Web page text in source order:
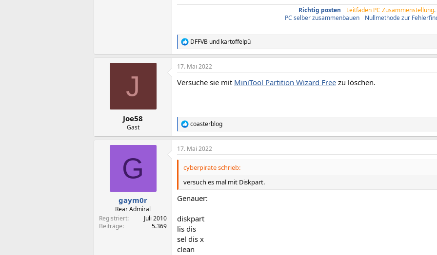
Richtig posten Leitfaden PC Zusammenstellung.
PC selber zusammenbauen
Nullmethode zur
R
e
a
k
i
n
:
DFFVB und kartoffelpü
J
Joe58
Gast
17. Mai 2022
Versuche sie mit MiniTool Partition Wizard Free zu löschen.
R
e
a
k
t
n
e
n
coasterblog
G
gaym0r
Rear Admiral
Registriert
Juli 2010
Beiträge
5.369
17. Mai 2022
cyberpirate schrieb:
versuch es mal mit Diskpart.
Genauer:
diskpart
lis dis
sel dis x
clean